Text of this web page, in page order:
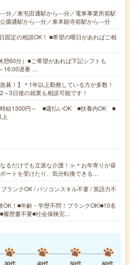
分／東屯田通駅から---分／電車事業所前駅
園通駅から---分／東本願寺前駅から---分
固定の相談OK！ ■希望の曜日があればご相
憩60分）■ご希望があれば下記シフトも
16:00遅番 …
募！】＊1年以上勤務している方が多数！
～3日後の就業も相談可能です！
時給1300円～ ■週払いOK ■扶養内OK ■
上
るだけでも立派な介護！≫＊お年寄りが昼
ートを受けたり、気分転換できる…
ランクOK / パソコンスキル不要 / 英語力不
OK！■年齢・学歴不問！ブランクOK!■10名
履歴書不要■社会保険完…
30代 40代 50代
60代